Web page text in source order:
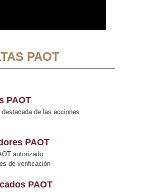
PAOT
PAOT
destacada de las acciones
PAOT
autorizado
de verificación
PAOT